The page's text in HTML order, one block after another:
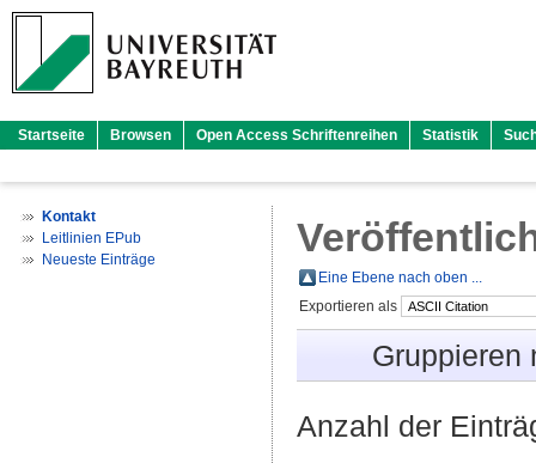
Startseite Browsen Open Access Schriftenreihen Statistik
Kontakt
Leitlinien EPub
Neueste Einträge
Eine Ebene nach oben ...
Exportieren als
Anzahl der